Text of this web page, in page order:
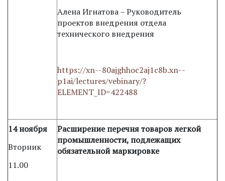
Алена Игнатова – Руководитель
проектов внедрения отдела
технического внедрения
https://xn--80ajghhoc2aj1c8b.xn--
p1ai/lectures/vebinary/?
ELEMENT_ID=422488
14 ноября
Вторник
11.00
Расширение перечня товаров легкой
промышленности, подлежащих
обязательной маркировке